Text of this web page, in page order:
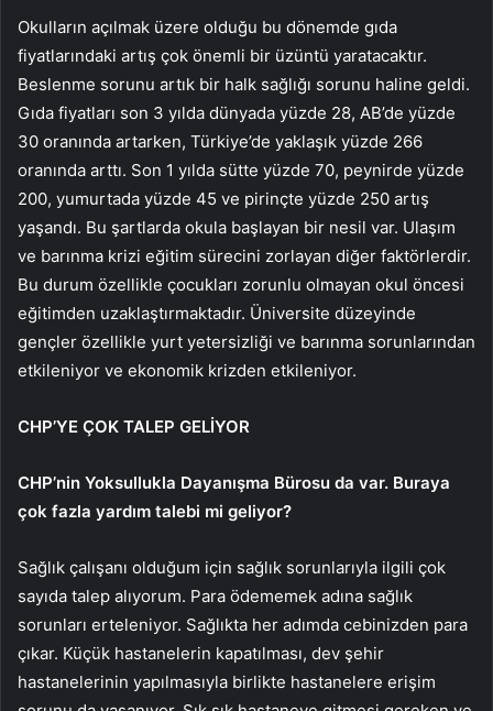
Okulların açılmak üzere olduğu bu dönemde gıda
fiyatlarındaki artış çok önemli bir üzüntü yaratacaktır.
Beslenme sorunu artık bir halk sağlığı sorunu haline geldi.
Gıda fiyatları son 3 yılda dünyada yüzde 28, AB’de yüzde
30 oranında artarken, Türkiye’de yaklaşık yüzde 266
oranında arttı. Son 1 yılda sütte yüzde 70, peynirde yüzde
200, yumurtada yüzde 45 ve pirinçte yüzde 250 artış
yaşandı. Bu şartlarda okula başlayan bir nesil var. Ulaşım
ve barınma krizi eğitim sürecini zorlayan diğer faktörlerdir.
Bu durum özellikle çocukları zorunlu olmayan okul öncesi
eğitimden uzaklaştırmaktadır. Üniversite düzeyinde
gençler özellikle yurt yetersizliği ve barınma sorunlarından
etkileniyor ve ekonomik krizden etkileniyor.
CHP’YE ÇOK TALEP GELİYOR
CHP’nin Yoksullukla Dayanışma Bürosu da var. Buraya
çok fazla yardım talebi mi geliyor?
Sağlık çalışanı olduğum için sağlık sorunlarıyla ilgili çok
sayıda talep alıyorum. Para ödememek adına sağlık
sorunları erteleniyor. Sağlıkta her adımda cebinizden para
çıkar. Küçük hastanelerin kapatılması, dev şehir
hastanelerinin yapılmasıyla birlikte hastanelere erişim